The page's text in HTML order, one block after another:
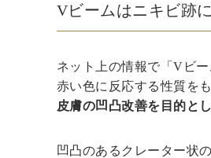
Vビームはニキビ跡
ネット上の情報で「Vビ
赤い色に反応する性質を
皮膚の凹凸改善を目的と
凹凸のあるクレーター状